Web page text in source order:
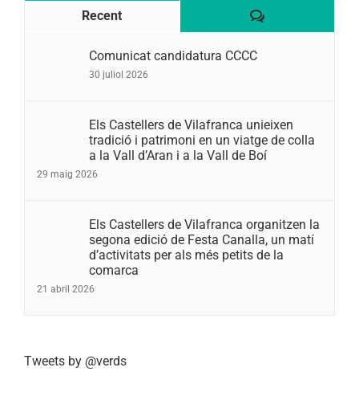
Recent Comentaris
Comunicat candidatura CCCC
30 juliol 2026
Els Castellers de Vilafranca unieixen
tradició i patrimoni en un viatge de colla
a la Vall d’Aran i a la Vall de Boí
29 maig 2026
Els Castellers de Vilafranca organitzen la
segona edició de Festa Canalla, un matí
d’activitats per als més petits de la
comarca
21 abril 2026
Tweets by @verds